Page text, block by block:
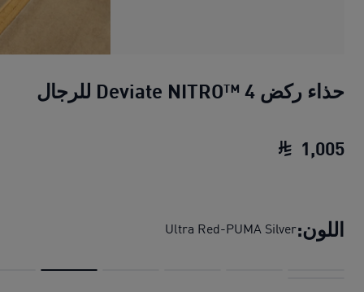
حذاء ركض Deviate NITRO™ 4 للرجال
1 005
اللون:Ultra Red-PUMA Silver